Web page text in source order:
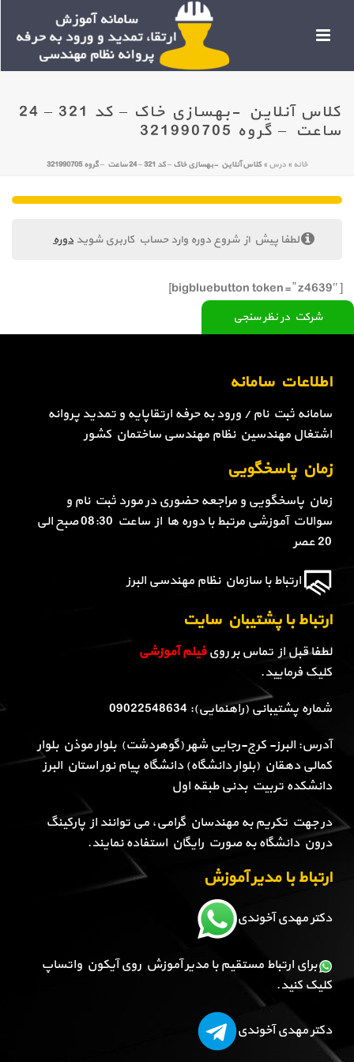
کلاس آنلاین -بهسازی خاک – کد 321 – 24
ساعت – گروه 321990705
خانه » درس » کلاس آنلاین -بهسازی خاک – کد 321 – 24 ساعت – گروه 321990705
شرکت در نظر سنجی
لطفا پیش از شروع دوره وارد حساب کاربری شویددوره
[bigbluebutton token=” z4639″]
اطلاعات سامانه
سامانه ثبت نام / ورود به حرفه ارتقاپایه و تمدید پروانه
اشتغال مهندسین نظام مهندسی ساختمان کشور
زمان پاسخگویی
زمان پاسخگویی و مراجعه حضوری در مورد ثبت نام و
سوالات آموزشی مرتبط با دوره ها از ساعت 08:30 صبح الی
20 عصر
ارتباط با سازمان نظام مهندسی البرز
ارتباط با پشتیبان سایت
لطفا قبل از تماس بر رویفیلم آموزشی
کلیک فرمایید.
شماره پشتیبانی (راهنمایی): 09022548634
آدرس: البرز- کرج-رجایی شهر (گوهردشت) بلوار موذن بلوار
کمالی دهقان (بلوار دانشگاه) دانشگاه پیام نور استان البرز
دانشکده تربیت بدنی طبقه اول
در جهت تکریم به مهندسان گرامی، می توانند از پارکینگ
درون دانشگاه به صورت رایگان استفاده نمایند.
ارتباط با مدیر آموزش
دکتر مهدی آخوندی
برای ارتباط مستقیم با مدیر آموزش روی آیکون واتساپ
کلیک کنید.
دکتر مهدی آخوندی